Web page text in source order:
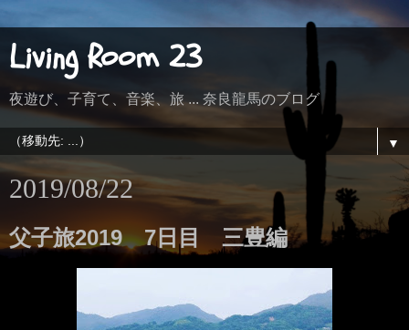
Living Room 23
夜遊び、子育て、音楽、旅 ... 奈良龍馬のブログ
▼
2019/08/22
父子旅2019 7日目 三豊編